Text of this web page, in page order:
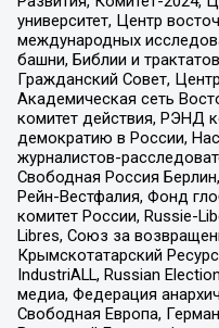
университет, Центр
международных
башни, Библии и
Гражданский Совет,
Академическая сеть
комитет действия, РЭНД
демократию в России,
журналистов-
Свободная Россия
Рейн-Вестфалия, Фонд
комитет России, Russie-
Libres, Союз за
Крымскотатарский
IndustriALL, Russian
медиа, Федерация
Свободная Европа,